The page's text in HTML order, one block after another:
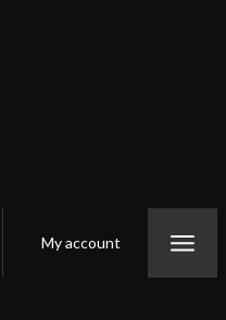
My account